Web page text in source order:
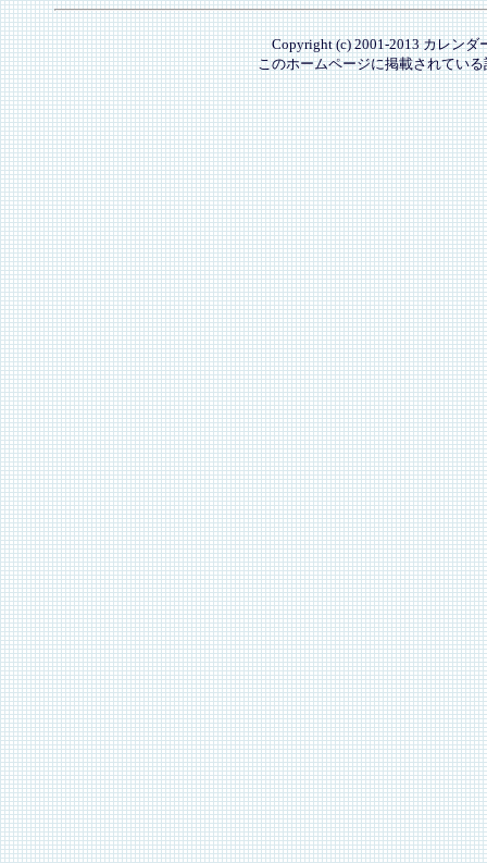
Copyright (c) 2001-2013 カレンダ
このホームページに掲載されてい